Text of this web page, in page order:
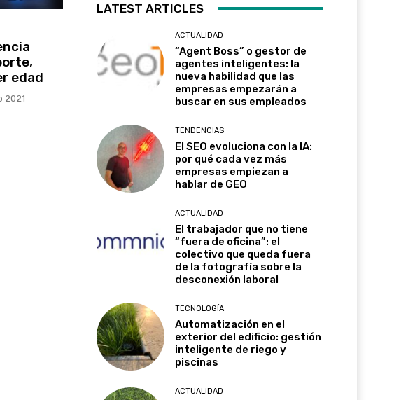
edad
2021
LATEST ARTICLES
ACTUALIDAD
“Agent Boss” o gestor de
agentes inteligentes: la
nueva habilidad que las
empresas empezarán a
buscar en sus empleados
TENDENCIAS
El SEO evoluciona con la IA:
por qué cada vez más
empresas empiezan a
hablar de GEO
ACTUALIDAD
El trabajador que no tiene
“fuera de oficina”: el
colectivo que queda fuera
de la fotografía sobre la
desconexión laboral
TECNOLOGÍA
Automatización en el
exterior del edificio: gestión
inteligente de riego y
piscinas
ACTUALIDAD